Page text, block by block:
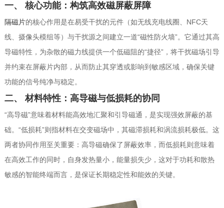
一、 核心功能：构筑高效磁屏蔽屏障
隔磁片的核心作用是在易受干扰的元件（如无线充电线圈、NFC天
线、摄像头模组等）与干扰源之间建立一道“磁性防火墙”。它通过其高
导磁特性，为杂散的磁力线提供一个低磁阻的“捷径”，将干扰磁场引导
并约束在屏蔽片内部，从而防止其穿透或影响到敏感区域，确保关键
功能的信号纯净与稳定。
二、 材料特性：高导磁与低损耗的协同
“高导磁”意味着材料能高效地汇聚和引导磁通，是实现强效屏蔽的基
础。“低损耗”则指材料在交变磁场中，其磁滞损耗和涡流损耗极低。这
两者协同作用至关重要：高导磁确保了屏蔽效率，而低损耗则意味着
在高效工作的同时，自身发热量小，能量损失少，这对于功耗和散热
敏感的智能终端而言，是保证长期稳定性和能效的关键。